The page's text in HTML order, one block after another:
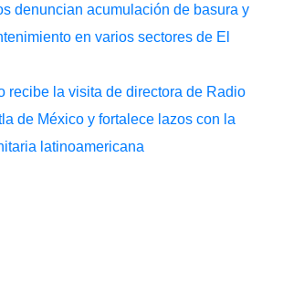
denuncian acumulación de basura y
en varios sectores de El
recibe la visita de directora de Radio
de México y fortalece lazos con la
latinoamericana